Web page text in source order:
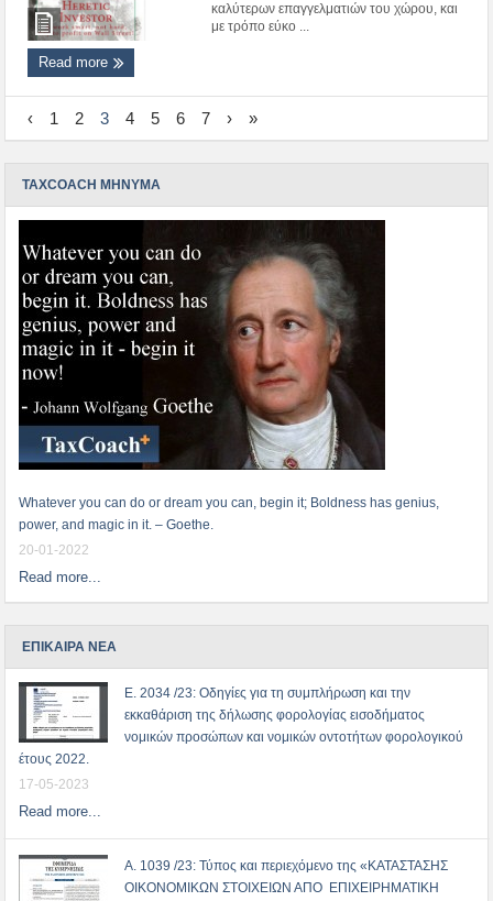
καλύτερων επαγγελματιών του χώρου, και
με τρόπο εύκο ...
Read more
‹ 1 2 3 4 5 6 7 › »
TAXCOACH ΜΗΝΥΜΑ
Whatever you can do or dream you can, begin it; Boldness has genius,
power, and magic in it. – Goethe.
20-01-2022
Read more...
ΕΠΙΚΑΙΡΑ ΝΕΑ
Ε. 2034 /23: Οδηγίες για τη συμπλήρωση και την
εκκαθάριση της δήλωσης φορολογίας εισοδήματος
νομικών προσώπων και νομικών οντοτήτων φορολογικού
έτους 2022.
17-05-2023
Read more...
Α. 1039 /23: Τύπος και περιεχόμενο της «ΚΑΤΑΣΤΑΣΗΣ
ΟΙΚΟΝΟΜΙΚΩΝ ΣΤΟΙΧΕΙΩΝ ΑΠΟ ΕΠΙΧΕΙΡΗΜΑΤΙΚΗ